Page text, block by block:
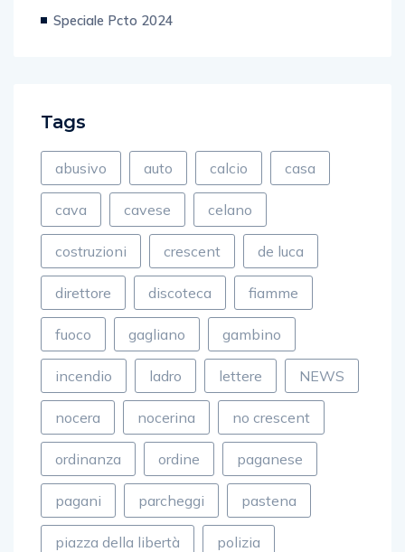
Speciale Pcto 2024
Tags
abusivo auto calcio casa
cava cavese celano
costruzioni crescent de luca
direttore discoteca fiamme
fuoco gagliano gambino
incendio ladro lettere NEWS
nocera nocerina no crescent
ordinanza ordine paganese
pagani parcheggi pastena
piazza della libertà polizia